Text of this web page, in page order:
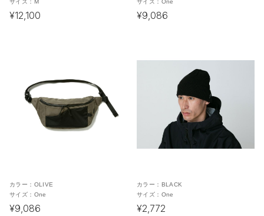
¥12,100 ¥9,086
カラー： OLIVE
サイズ： One
¥9,086
カラー： BLACK
サイズ： One
¥2,772